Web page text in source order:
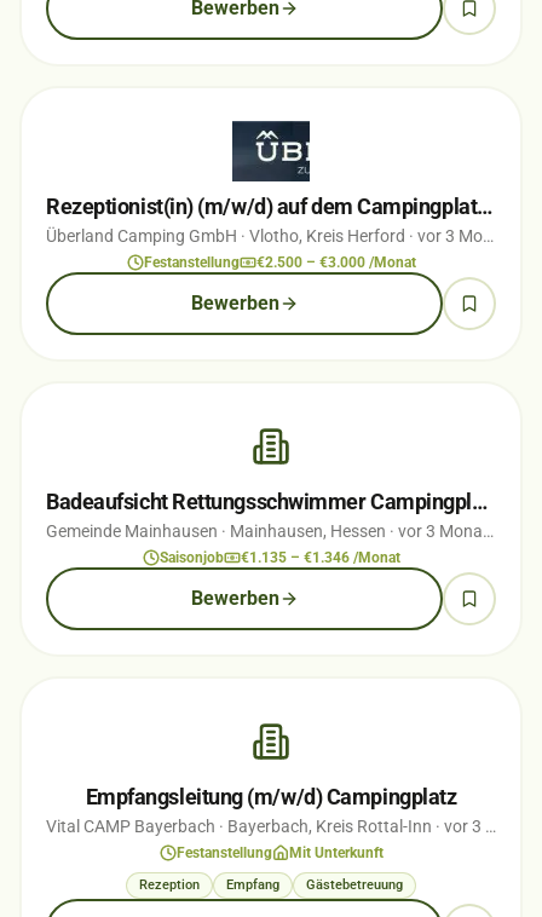
Bewerben
Rezeptionist(in) (m/w/d) auf dem Campingplatz ÜBERLAND Vlotho
Überland Camping GmbH · Vlotho, Kreis Herford · vor 3 Monaten
Festanstellung €2.500 – €3.000 /Monat
Bewerben
Badeaufsicht Rettungsschwimmer Campingplatz und Badeseen Mainhausen (m/w/d)
Gemeinde Mainhausen · Mainhausen, Hessen · vor 3 Monaten
Saisonjob €1.135 – €1.346 /Monat
Bewerben
Empfangsleitung (m/w/d) Campingplatz
Vital CAMP Bayerbach · Bayerbach, Kreis Rottal-Inn · vor 3 Monaten
Festanstellung Mit Unterkunft
Rezeption Empfang Gästebetreuung